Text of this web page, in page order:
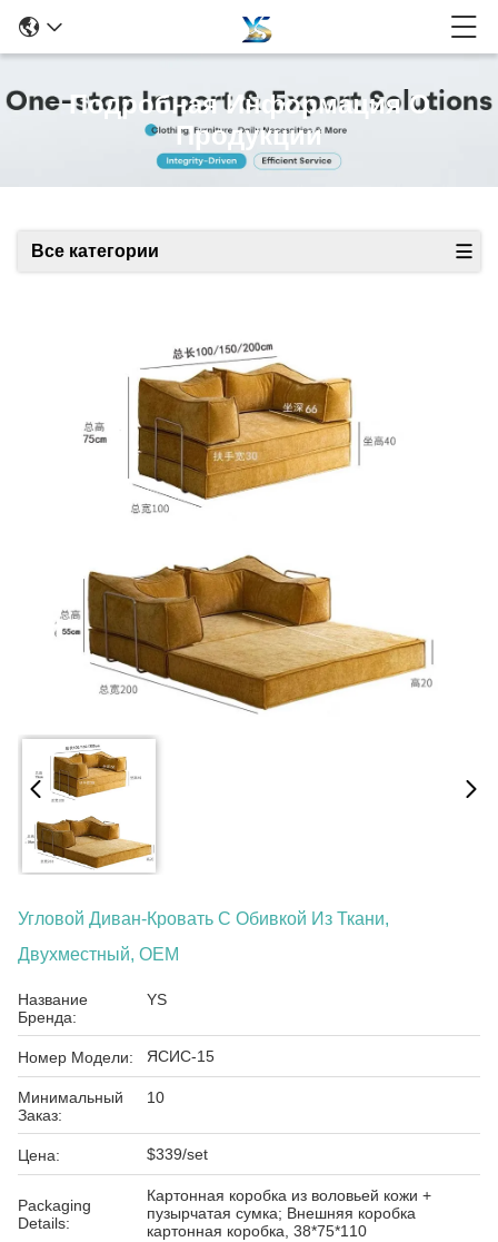
Подробная Информация О
Продукции
Все категории
Угловой Диван-Кровать С Обивкой Из Ткани,
Двухместный, OEM
Название
Бренда:
YS
Номер Модели: ЯСИС-15
Минимальный
Заказ:
10
Цена: $339/set
Packaging
Details:
Картонная коробка из воловьей кожи +
пузырчатая сумка; Внешняя коробка
картонная коробка, 38*75*110